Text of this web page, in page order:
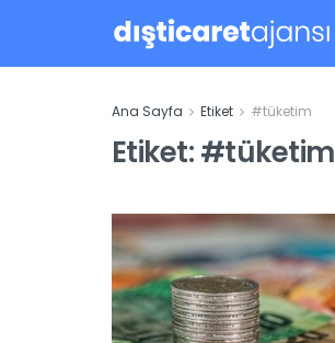
Ana Sayfa Etiket #tüketim
Etiket:#tüketim